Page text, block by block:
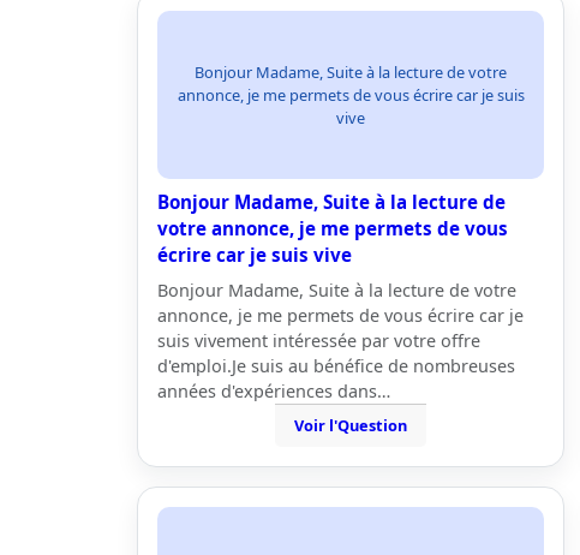
Bonjour Madame, Suite à la lecture de votre
annonce, je me permets de vous écrire car je suis
vive
Bonjour Madame, Suite à la lecture de
votre annonce, je me permets de vous
écrire car je suis vive
Bonjour Madame, Suite à la lecture de votre
annonce, je me permets de vous écrire car je
suis vivement intéressée par votre offre
d'emploi.Je suis au bénéfice de nombreuses
années d'expériences dans…
Voir l'Question